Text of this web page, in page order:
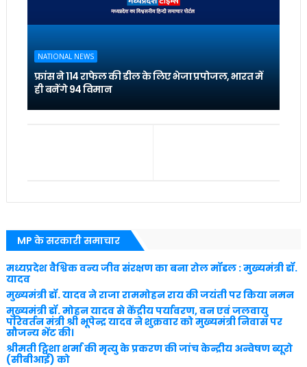
NATIONAL NEWS
फ्रांस ने 114 राफेल की डील के लिए भेजा प्रपोजल, भारत में
ही बनेंगे 94 विमान
MP के सरकारी समाचार
मध्यप्रदेश वैश्विक वन्य जीव संरक्षण का बना रोल मॉडल : मुख्यमंत्री डॉ.
यादव
मुख्यमंत्री डॉ. यादव ने राजा राममोहन राय की जयंती पर किया नमन
मुख्यमंत्री डॉ. मोहन यादव से केंद्रीय पर्यावरण, वन एवं जलवायु
परिवर्तन मंत्री श्री भूपेन्द्र यादव ने शुक्रवार को मुख्यमंत्री निवास पर
सौजन्य भेंट की।
श्रीमती ट्विशा शर्मा की मृत्यु के प्रकरण की जांच केन्द्रीय अन्वेषण ब्यूरो
(सीबीआई) को